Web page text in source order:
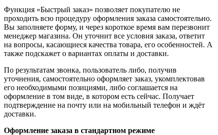
Функция «Быстрый заказ» позволяет покупателю не
проходить всю процедуру оформления заказа самостоятельно.
Вы заполняете форму, и через короткое время вам перезвонит
менеджер магазина. Он уточнит все условия заказа, ответит
на вопросы, касающиеся качества товара, его особенностей. А
также подскажет о вариантах оплаты и доставки.
По результатам звонка, пользователь либо, получив
уточнения, самостоятельно оформляет заказ, укомплектовав
его необходимыми позициями, либо соглашается на
оформление в том виде, в котором есть сейчас. Получает
подтверждение на почту или на мобильный телефон и ждёт
доставки.
Оформление заказа в стандартном режиме